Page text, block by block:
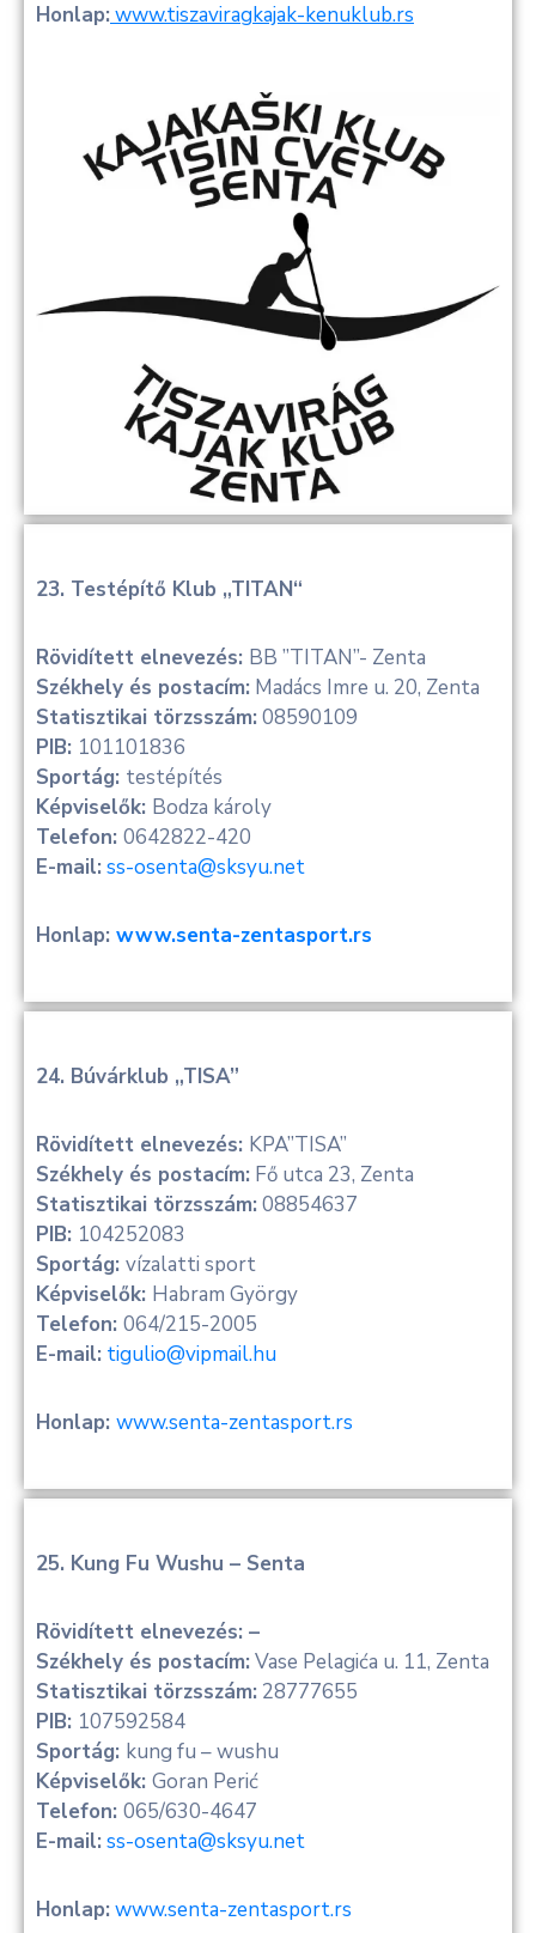
Honlap: www.tiszaviragkajak-kenuklub.rs
23. Testépítő Klub „TITAN“
Rövidített elnevezés: BB ”TITAN”- Zenta
Székhely és postacím: Madács Imre u. 20, Zenta
Statisztikai törzsszám: 08590109
PIB: 101101836
Sportág: testépítés
Képviselők: Bodza károly
Telefon: 0642822-420
E-mail: ss-osenta@sksyu.net
Honlap: www.senta-zentasport.rs
24. Búvárklub „TISA”
Rövidített elnevezés: KPA”TISA”
Székhely és postacím: Fő utca 23, Zenta
Statisztikai törzsszám: 08854637
PIB: 104252083
Sportág: vízalatti sport
Képviselők: Habram György
Telefon: 064/215-2005
E-mail: tigulio@vipmail.hu
Honlap: www.senta-zentasport.rs
25. Kung Fu Wushu – Senta
Rövidített elnevezés: –
Székhely és postacím: Vase Pelagića u. 11, Zenta
Statisztikai törzsszám: 28777655
PIB: 107592584
Sportág: kung fu – wushu
Képviselők: Goran Perić
Telefon: 065/630-4647
E-mail: ss-osenta@sksyu.net
Honlap: www.senta-zentasport.rs